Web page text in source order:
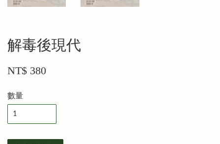
解毒後現代
NT$ 380
數量